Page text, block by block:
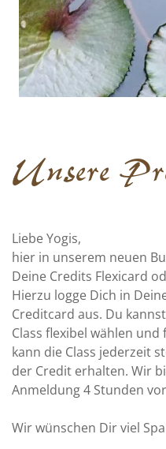
Unsere
Liebe Yogis,
hier in unserem neuen
Deine Credits Flexicard
Hierzu logge Dich in
Creditcard aus. Du
Class flexibel wählen
kann die Class jederzeit
der Credit erhalten. Wir
Anmeldung 4 Stunden
Wir wünschen Dir viel